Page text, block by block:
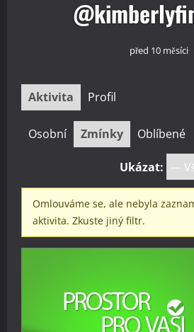
před 10 měsíci
Aktivita Profil
Osobní Zmínky Oblíbené
Ukázat:
Omlouváme se, ale nebyla
aktivita. Zkuste jiný filtr.